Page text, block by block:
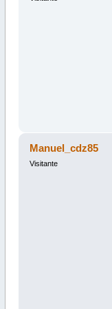
Manuel_cdz85
Visitante